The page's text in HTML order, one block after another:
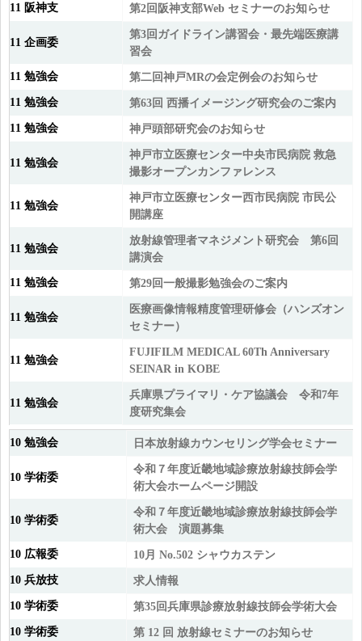
11 阪神支 第2回阪神支部Web セミナーのお知らせ
11 企画委
第3回ガイドライン講習会・最先端医療講
習会
11 勉強会 第二回神戸MRの会定例会のお知らせ
11 勉強会 第63回 西播イメージング研究会のご案内
11 勉強会 神戸頭部研究会のお知らせ
11 勉強会
神戸市立医療センター中央市民病院 救急
撮影オープンカンファレンス
11 勉強会
神戸市立医療センター西市民病院 市民公
開講座
11 勉強会
放射線管理者マネジメント研究会 第6回
講演会
11 勉強会 第29回一般撮影勉強会のご案内
11 勉強会
医療画像情報精度管理研修会（ハンズオン
セミナー）
11 勉強会
FUJIFILM MEDICAL 60Th Anniversary
SEINAR in KOBE
11 勉強会
兵庫県プライマリ・ケア協議会 令和7年
度研究集会
10 勉強会 日本放射線カウンセリング学会セミナー
10 学術委
令和７年度近畿地域診療放射線技師会学
術大会ホームページ開設
10 学術委
令和７年度近畿地域診療放射線技師会学
術大会 演題募集
10 広報委 10月 No.502 シャウカステン
10 兵放技 求人情報
10 学術委 第35回兵庫県診療放射線技師会学術大会
10 学術委 第 12 回 放射線セミナーのお知らせ